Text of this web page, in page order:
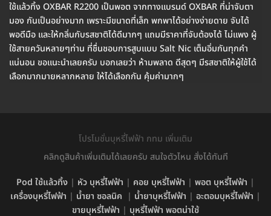
ใช้แล้วทิ้ง OXBAR R2200 เป็นพอต จากทางแบรนด์ OXBAR ที่น่าจับตา
มอง กันเป็นอย่างมาก เพราะมีขนาดที่เล็ก พกพาได้อย่างง่ายดาย จับได้
พอดีมือ และให้กลิ่นกับรสชาติได้ดีมากๆ แถมมีราคาที่จับต้องได้ ไม่แพง ผู้
ใช้สายควันหลายๆท่าน ที่ชื่นชอบการสูบแบบ Salt Nic เต็มอิ่มกันทุกคำ
แน่นอน ขอแนะนำเลยครับ บอกเลยว่า ห้ามพลาด ดีสุดๆ มีรสชาติให้ผู้ใช้ได้
เลือกมากมายหลากหลาย ให้ได้เลือกกัน คุ้มค่ามากๆ
โปรโมชั่นบุหรี่ไฟฟ้า กทม เพิ่มเติม
คลิกดูสินค้าเพิ่มเติมได้เลยครับ สนใจตัวไหน สั่งได้ทันที
Pod ใช้แล้วทิ้ง | หัว บุหรี่ไฟฟ้า | คอย บุหรี่ไฟฟ้า | พอต บุหรี่ไฟฟ้า |
เครื่องบุหรี่ไฟฟ้า | น้ำยา ซอลนิค | น้ำยาบุหรี่ไฟฟ้า | อะตอมบุหรี่ไฟฟ้า |
ขายบุหรี่ไฟฟ้า | บุหรี่ไฟฟ้า พอตน่าใช้